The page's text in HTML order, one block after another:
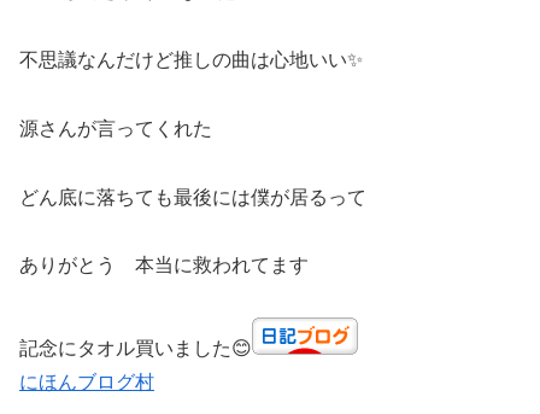
不思議なんだけど推しの曲は心地いい✨
源さんが言ってくれた
どん底に落ちても最後には僕が居るって
ありがとう 本当に救われてます
記念にタオル買いました😊
にほんブログ村